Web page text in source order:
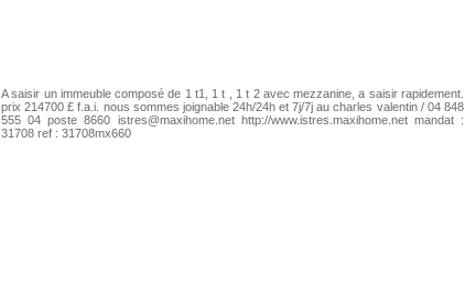
A saisir un immeuble composé de 1 t1, 1 t , 1 t 2 avec mezzanine, a saisir rapidement.
prix 214700 £ f.a.i. nous sommes joignable 24h/24h et 7j/7j au charles valentin / 04 848
555 04 poste 8660 istres@maxihome.nethttp://www.istres.maxihome.net mandat :
31708 ref : 31708mx660